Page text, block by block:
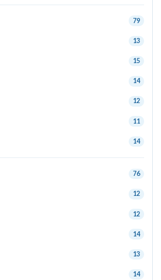
79
13
15
14
12
11
14
76
12
12
14
13
14